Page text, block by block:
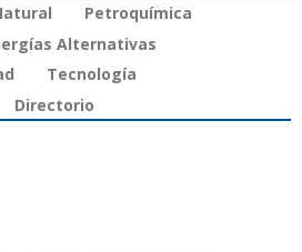
Petroquímica
Alternativas
Tecnología
Directorio